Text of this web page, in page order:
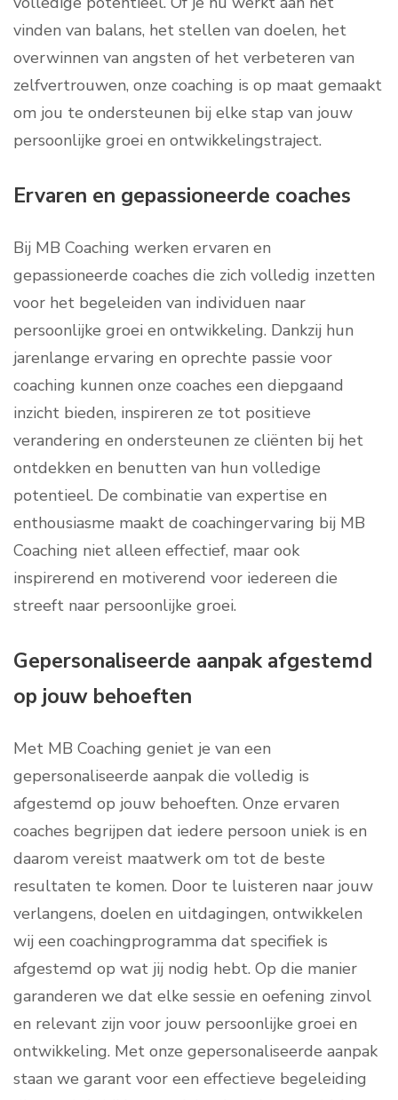
vinden van balans, het stellen van doelen, het
overwinnen van angsten of het verbeteren van
zelfvertrouwen, onze coaching is op maat gemaakt
om jou te ondersteunen bij elke stap van jouw
persoonlijke groei en ontwikkelingstraject.
Ervaren en gepassioneerde coaches
Bij MB Coaching werken ervaren en
gepassioneerde coaches die zich volledig inzetten
voor het begeleiden van individuen naar
persoonlijke groei en ontwikkeling. Dankzij hun
jarenlange ervaring en oprechte passie voor
coaching kunnen onze coaches een diepgaand
inzicht bieden, inspireren ze tot positieve
verandering en ondersteunen ze cliënten bij het
ontdekken en benutten van hun volledige
potentieel. De combinatie van expertise en
enthousiasme maakt de coachingervaring bij MB
Coaching niet alleen effectief, maar ook
inspirerend en motiverend voor iedereen die
streeft naar persoonlijke groei.
Gepersonaliseerde aanpak afgestemd
op jouw behoeften
Met MB Coaching geniet je van een
gepersonaliseerde aanpak die volledig is
afgestemd op jouw behoeften. Onze ervaren
coaches begrijpen dat iedere persoon uniek is en
daarom vereist maatwerk om tot de beste
resultaten te komen. Door te luisteren naar jouw
verlangens, doelen en uitdagingen, ontwikkelen
wij een coachingprogramma dat specifiek is
afgestemd op wat jij nodig hebt. Op die manier
garanderen we dat elke sessie en oefening zinvol
en relevant zijn voor jouw persoonlijke groei en
ontwikkeling. Met onze gepersonaliseerde aanpak
staan we garant voor een effectieve begeleiding